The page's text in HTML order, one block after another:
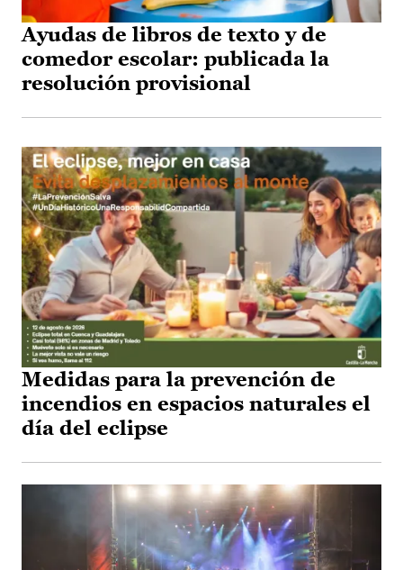
Ayudas de libros de texto y de
comedor escolar: publicada la
resolución provisional
Medidas para la prevención de
incendios en espacios naturales el
día del eclipse